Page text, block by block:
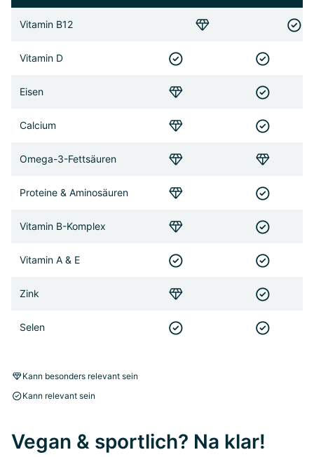
Vitamin B12
Vitamin D
Eisen
Calcium
Omega-3-Fettsäuren
Proteine & Aminosäuren
Vitamin B-Komplex
Vitamin A & E
Zink
Selen
Kann besonders relevant sein
Kann relevant sein
Vegan & sportlich? Na klar!